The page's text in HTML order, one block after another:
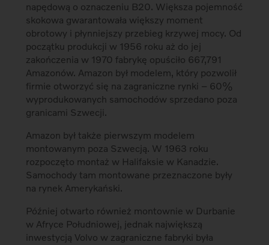
napędową o oznaczeniu B20. Większa pojemność
skokowa gwarantowała większy moment
obrotowy i płynniejszy przebieg krzywej mocy. Od
początku produkcji w 1956 roku aż do jej
zakończenia w 1970 fabrykę opuściło 667,791
Amazonów. Amazon był modelem, który pozwolił
firmie otworzyć się na zagraniczne rynki – 60%
wyprodukowanych samochodów sprzedano poza
granicami Szwecji.
Amazon był także pierwszym modelem
montowanym poza Szwecją. W 1963 roku
rozpoczęto montaż w Halifaksie w Kanadzie.
Samochody tam montowane przeznaczone były
na rynek Amerykański.
Później otwarto również montownie w Durbanie
w Afryce Południowej, jednak największą
inwestycją Volvo w zagraniczne fabryki była